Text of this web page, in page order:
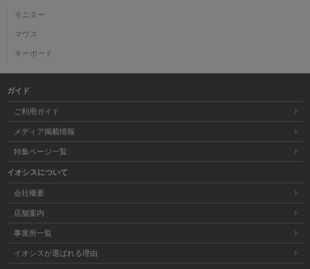
モニター
マウス
キーボード
ガイド
ご利用ガイド
メディア掲載情報
特集ページ一覧
イオシスについて
会社概要
店舗案内
事業所一覧
イオシスが選ばれる理由